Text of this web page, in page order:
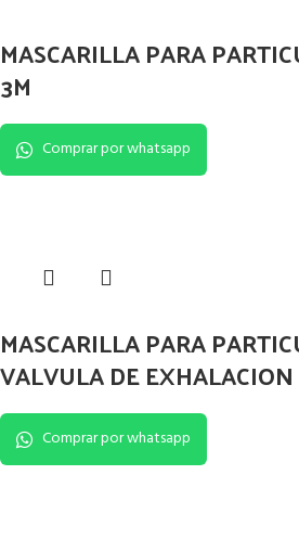
MASCARILLA PARA
3M
Comprar por whatsapp
MASCARILLA PARA
VALVULA DE
Comprar por whatsapp